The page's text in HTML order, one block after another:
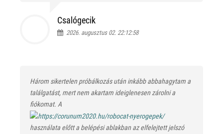
Csalógecik
2026. augusztus 02. 22:12:58
Három sikertelen próbálkozás után inkább abbahagytam a
találgatást, mert nem akartam ideiglenesen zárolni a
fiókomat. A
használata előtt a belépési ablakban az elfelejtett jelszó